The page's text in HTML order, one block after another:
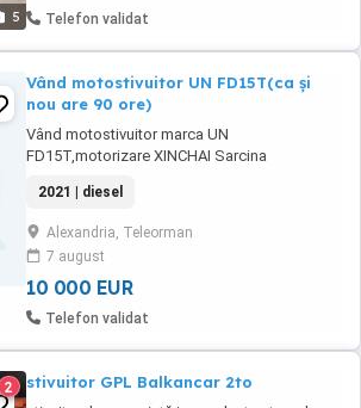
5 Telefon validat
Vând motostivuitor UN FD15T(ca și
nou are 90 ore)
Vând motostivuitor marca UN
FD15T,motorizare XINCHAI Sarcina
este ca și nou,are doar 90 ore lucrate
2021 | diesel
Alexandria, Teleorman
7 august
10 000 EUR
Telefon validat
2 stivuitor GPL Balkancar 2to